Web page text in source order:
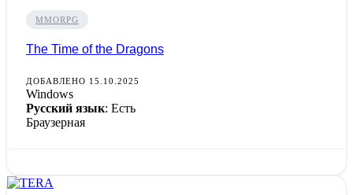
MMORPG
The Time of the Dragons
ДОБАВЛЕНО 15.10.2025
Windows
Русский язык: Есть
Браузерная